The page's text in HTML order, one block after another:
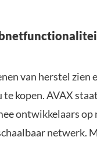
van herstel zien
kopen. AVAX
ontwikkelaars op
netwerk.